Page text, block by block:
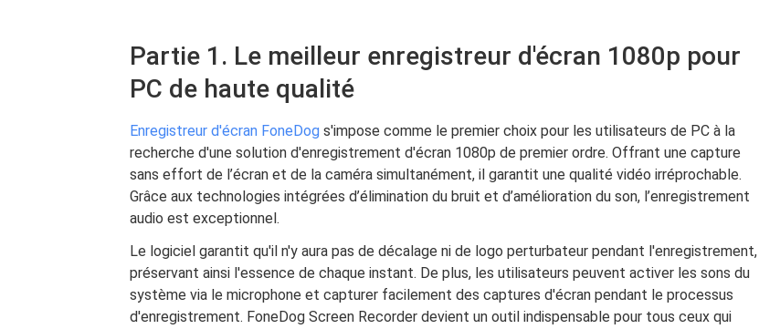
Partie 1. Le meilleur enregistreur d'écran 1080p pour
PC de haute qualité
Enregistreur d'écran FoneDog s'impose comme le premier choix pour les utilisateurs de PC à la
recherche d'une solution d'enregistrement d'écran 1080p de premier ordre. Offrant une capture
sans effort de l’écran et de la caméra simultanément, il garantit une qualité vidéo irréprochable.
Grâce aux technologies intégrées d’élimination du bruit et d’amélioration du son, l’enregistrement
audio est exceptionnel.
Le logiciel garantit qu'il n'y aura pas de décalage ni de logo perturbateur pendant l'enregistrement,
préservant ainsi l'essence de chaque instant. De plus, les utilisateurs peuvent activer les sons du
système via le microphone et capturer facilement des captures d'écran pendant le processus
d'enregistrement. FoneDog Screen Recorder devient un outil indispensable pour tous ceux qui